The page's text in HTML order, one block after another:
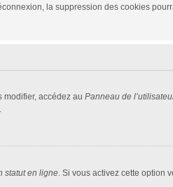
la suppression des cookies
modifier, accédez au Panneau de
statut en ligne. Si vous activez cette option